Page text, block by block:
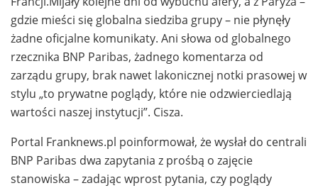
gdzie mieści się globalna siedziba grupy – nie płynęły
żadne oficjalne komunikaty. Ani słowa od globalnego
rzecznika BNP Paribas, żadnego komentarza od
zarządu grupy, brak nawet lakonicznej notki prasowej w
stylu „to prywatne poglądy, które nie odzwierciedlają
wartości naszej instytucji”. Cisza.
Portal Franknews.pl poinformował, że wysłał do centrali
BNP Paribas dwa zapytania z prośbą o zajęcie
stanowiska – zadając wprost pytania, czy poglądy